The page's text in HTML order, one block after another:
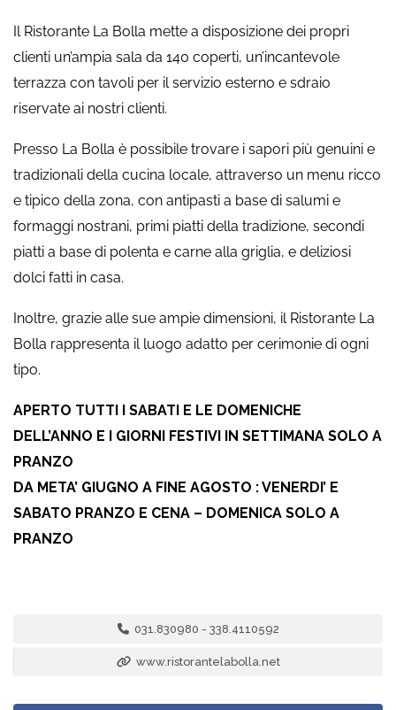
Il Ristorante La Bolla mette a disposizione dei propri
clienti un’ampia sala da 140 coperti, un’incantevole
terrazza con tavoli per il servizio esterno e sdraio
riservate ai nostri clienti.
Presso La Bolla è possibile trovare i sapori più genuini e
tradizionali della cucina locale, attraverso un menu ricco
e tipico della zona, con antipasti a base di salumi e
formaggi nostrani, primi piatti della tradizione, secondi
piatti a base di polenta e carne alla griglia, e deliziosi
dolci fatti in casa.
Inoltre, grazie alle sue ampie dimensioni, il Ristorante La
Bolla rappresenta il luogo adatto per cerimonie di ogni
tipo.
APERTO TUTTI I SABATI E LE DOMENICHE
DELL’ANNO E I GIORNI FESTIVI IN SETTIMANA SOLO A
PRANZO
DA META’ GIUGNO A FINE AGOSTO : VENERDI’ E
SABATO PRANZO E CENA – DOMENICA SOLO A
PRANZO
031.830980 - 338.4110592
www.ristorantelabolla.net